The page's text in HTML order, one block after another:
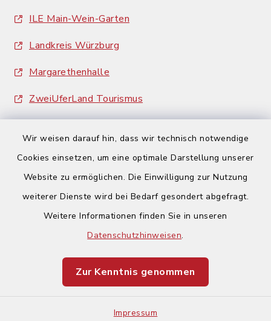
Wir weisen darauf hin, dass wir technisch notwendige
Cookies einsetzen, um eine optimale Darstellung unserer
Website zu ermöglichen. Die Einwilligung zur Nutzung
weiterer Dienste wird bei Bedarf gesondert abgefragt.
Weitere Informationen finden Sie in unseren
Datenschutzhinweisen.
Zur Kenntnis genommen
Impressum
ILE Main-Wein-Garten
Landkreis Würzburg
Margarethenhalle
ZweiUferLand Tourismus
Barrierefreiheit
Impressum
Sitemap